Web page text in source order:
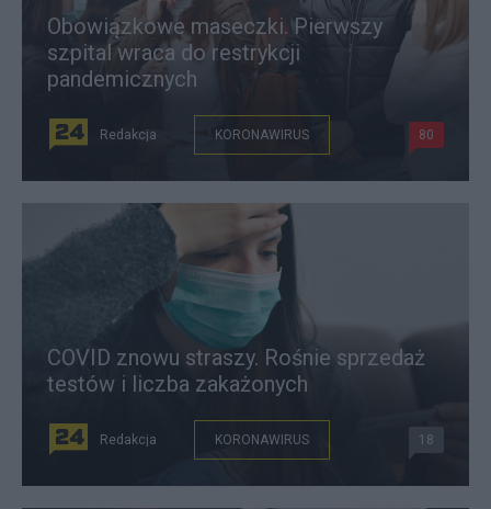
Obowiązkowe maseczki. Pierwszy
szpital wraca do restrykcji
pandemicznych
Redakcja KORONAWIRUS 80
COVID znowu straszy. Rośnie sprzedaż
testów i liczba zakażonych
Redakcja KORONAWIRUS 18